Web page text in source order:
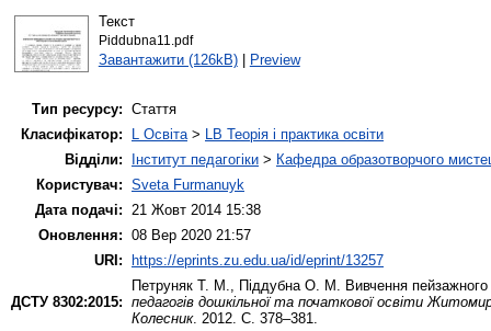
Текст
Piddubna11.pdf
Завантажити (126kB)| Preview
Тип ресурсу: Стаття
Класифікатор:
L Освіта> LB Теорія і практика освіти
Відділи:
Інститут педагогіки > Кафедра образотворчого
Користувач: Sveta Furmanuyk
Дата подачі: 21 Жовт 2014 15:38
Оновлення: 08 Вер 2020 21:57
URI:
https://eprints.zu.edu.ua/id/eprint/13257
ДСТУ 8302:2015:
Петруняк Т. М., Піддубна О. М. Вивчення
педагогів дошкільної та початкової освіти
Колесник. 2012. С. 378–381.